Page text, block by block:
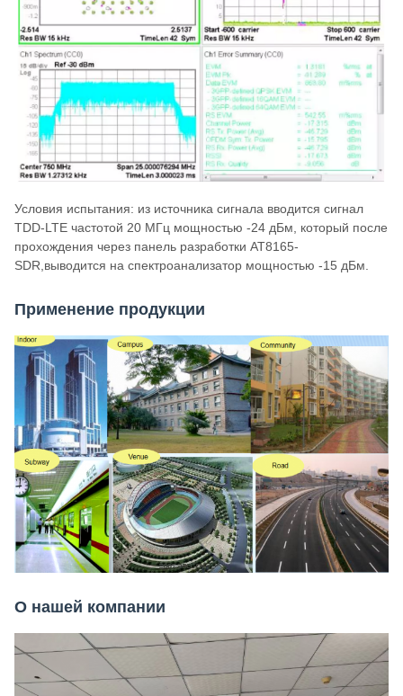
Условия испытания: из источника сигнала вводится сигнал
TDD-LTE частотой 20 МГц мощностью -24 дБм, который после
прохождения через панель разработки AT8165-
SDR,выводится на спектроанализатор мощностью -15 дБм.
Применение продукции
О нашей компании